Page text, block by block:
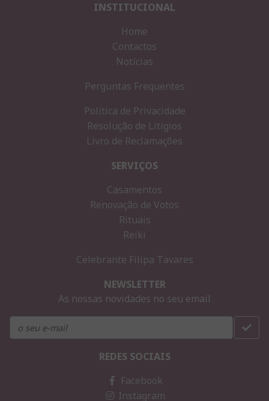
INSTITUCIONAL
Home
Contactos
Notícias
Perguntas Frequentes
Política de Privacidade
Resolução de Litígios
Livro de Reclamações
SERVIÇOS
Casamentos
Renovação de Votos
Rituais
Reiki
Celebrante Filipa Tavares
NEWSLETTER
As nossas novidades no seu email
REDES SOCIAIS
Facebook
Instagram